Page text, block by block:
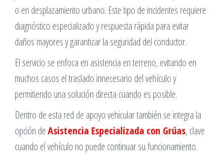
o en desplazamiento urbano. Este tipo de incidentes requiere
diagnóstico especializado y respuesta rápida para evitar
daños mayores y garantizar la seguridad del conductor.
El servicio se enfoca en asistencia en terreno, evitando en
muchos casos el traslado innecesario del vehículo y
permitiendo una solución directa cuando es posible.
Dentro de esta red de apoyo vehicular también se integra la
opción deAsistencia Especializada con Grúas, clave
cuando el vehículo no puede continuar su funcionamiento.